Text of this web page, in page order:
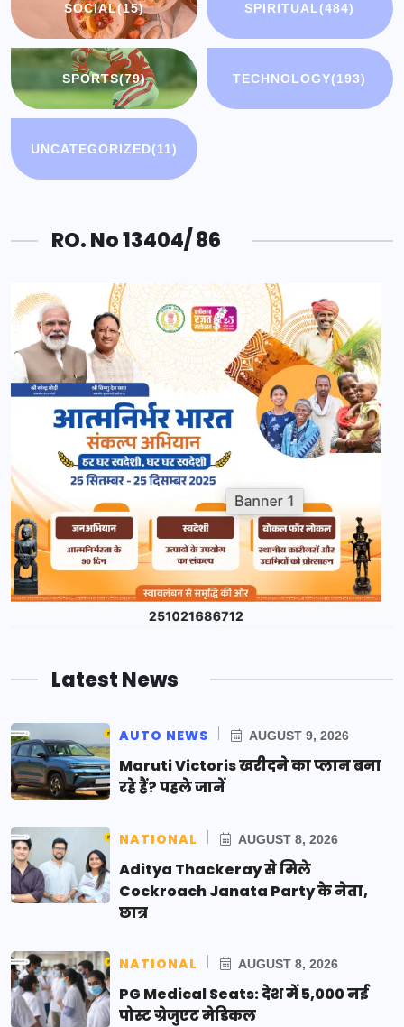
SOCIAL(15) SPIRITUAL(484)
SPORTS(79) TECHNOLOGY(193)
UNCATEGORIZED(11)
RO. No 13404/ 86
Latest News
AUTO NEWS AUGUST 9, 2026
Maruti Victoris खरीदने का प्लान बना
रहे हैं? पहले जानें
NATIONAL AUGUST 8, 2026
Aditya Thackeray से मिले
Cockroach Janata Party के नेता,
छात्र
NATIONAL AUGUST 8, 2026
PG Medical Seats: देश में 5,000 नई
पोस्ट ग्रेजुएट मेडिकल